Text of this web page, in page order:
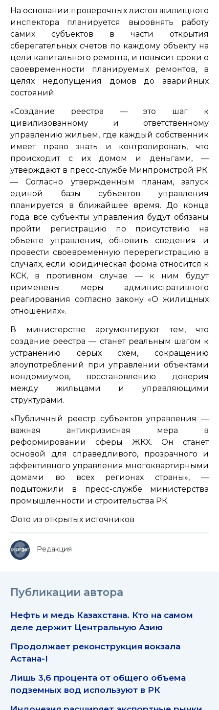
На основании проверочных листов жилищного
инспектора планируется выровнять работу
самих субъектов в части открытия
сберегательных счетов по каждому объекту на
цели капитального ремонта, и повысит сроки о
своевременности планируемых ремонтов, в
целях недопущения домов до аварийных
состояний.
«Создание реестра — это шаг к
цивилизованному и ответственному
управлению жильем, где каждый собственник
имеет право знать и контролировать, что
происходит с их домом и деньгами, —
утверждают в пресс-службе Минпромстрой РК.
—Согласно утвержденным планам, запуск
единой базы субъектов управления
планируется в ближайшее время. До конца
года все субъекты управления будут обязаны
пройти регистрацию по присутствию на
объекте управления, обновить сведения и
провести своевременную перерегистрацию в
случаях, если юридическая форма относится к
КСК, в противном случае — к ним будут
применены меры административного
реагирования согласно закону «О жилищных
отношениях».
В министерстве аргументируют тем, что
создание реестра — станет реальным шагом к
устранению серых схем, сокращению
злоупотреблений при управлении объектами
кондомиумов, восстановлению доверия
между жильцами и управляющими
структурами.
«Публичный реестр субъектов управления —
важная антикризисная мера в
реформировании сферы ЖКХ. Он станет
основой для справедливого, прозрачного и
эффективного управления многоквартирными
домами во всех регионах страны», —
подытожили в пресс-службе министерства
промышленности и строительства РК.
Фото из открытых источников
Редакция
Публикации автора
Нефть и медь Казахстана. Кто на самом
деле держит Центральную Азию
Продолжает реконструкция вокзала
Астана-I
Лишь 3,6 процента от общего объема
подземных вод используют в РК